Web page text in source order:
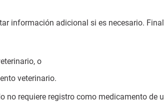
información adicional si es necesario.
o
veterinario.
no requiere registro como medicamento de